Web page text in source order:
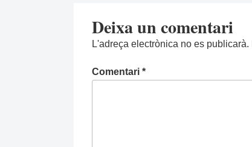
Deixa un comentari
L'adreça electrònica no es publicarà.
Comentari *